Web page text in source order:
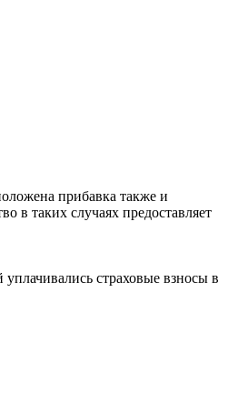
прибавка также и
в таких случаях предоставляет
страховые взносы в